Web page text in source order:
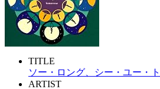
TITLE
ソー・ロング、シー・ユー・
ARTIST